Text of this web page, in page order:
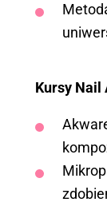
Kursy Nail